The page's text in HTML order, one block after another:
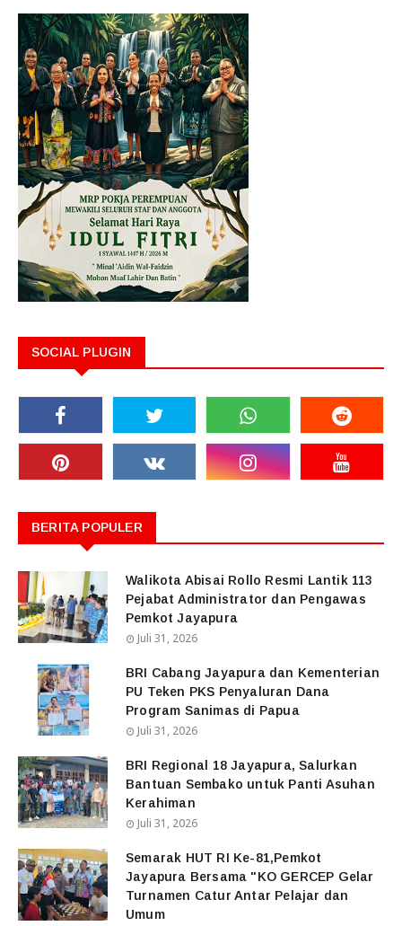
SOCIAL PLUGIN
BERITA POPULER
Walikota Abisai Rollo Resmi Lantik 113
Pejabat Administrator dan Pengawas
Pemkot Jayapura
Juli 31, 2026
BRI Cabang Jayapura dan Kementerian
PU Teken PKS Penyaluran Dana
Program Sanimas di Papua
Juli 31, 2026
BRI Regional 18 Jayapura, Salurkan
Bantuan Sembako untuk Panti Asuhan
Kerahiman
Juli 31, 2026
Semarak HUT RI Ke-81,Pemkot
Jayapura Bersama "KO GERCEP Gelar
Turnamen Catur Antar Pelajar dan
Umum